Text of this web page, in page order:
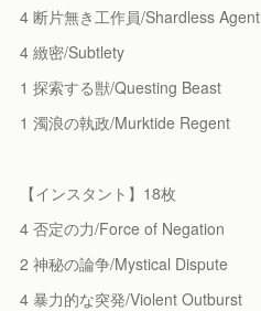
4 断片無き工作員/Shardless Agent
4 緻密/Subtlety
1 探索する獣/Questing Beast
1 濁浪の執政/Murktide Regent
【インスタント】18枚
4 否定の力/Force of Negation
2 神秘の論争/Mystical Dispute
4 暴力的な突発/Violent Outburst